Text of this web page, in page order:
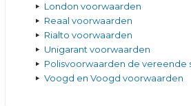
London voorwaarden
Reaal voorwaarden
Rialto voorwaarden
Unigarant voorwaarden
Polisvoorwaarden de
Voogd en Voogd voorwaarden